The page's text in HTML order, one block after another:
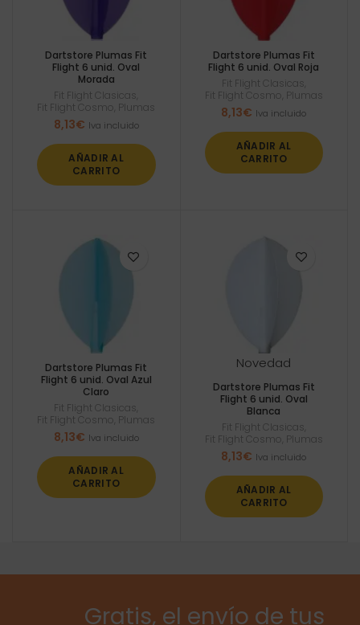
Dartstore Plumas Fit
Flight 6 unid. Oval
Morada
Fit Flight Clasicas
Fit Flight Cosmo Plumas
8,13€ Iva incluido
AÑADIR AL
CARRITO
Dartstore Plumas Fit
Flight 6 unid. Oval Roja
Fit Flight Clasicas
Fit Flight Cosmo Plumas
8,13€ Iva incluido
AÑADIR AL
CARRITO
Dartstore Plumas Fit
Flight 6 unid. Oval Azul
Claro
Fit Flight Clasicas
Fit Flight Cosmo Plumas
8,13€ Iva incluido
AÑADIR AL
CARRITO
Novedad
Dartstore Plumas Fit
Flight 6 unid. Oval
Blanca
Fit Flight Clasicas
Fit Flight Cosmo Plumas
8,13€ Iva incluido
AÑADIR AL
CARRITO
Gratis, el envío de tus